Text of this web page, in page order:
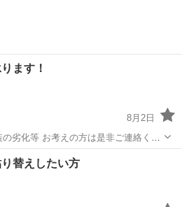
ます！
8月2日
是非ご連絡くだ
塗装も行っています。 見積もりも無料
リフォーム 外壁
替えしたい方